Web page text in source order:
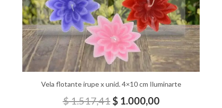
Vela flotante irupe x unid. 4×10 cm Iluminarte
$1.517,41$1.000,00